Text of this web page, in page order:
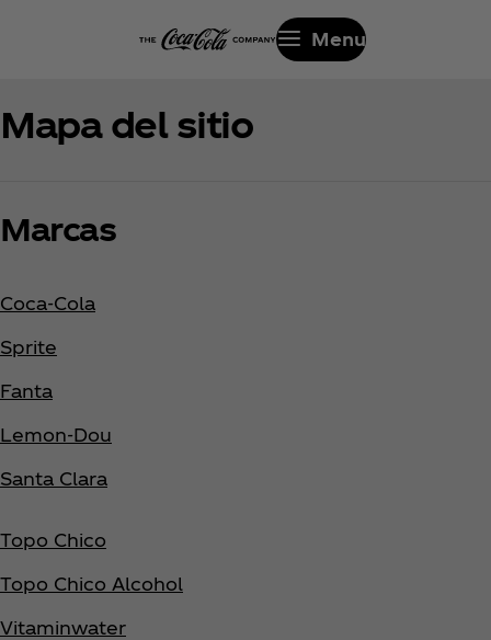
Menu
Mapa del sitio
Marcas
Coca‑Cola
Sprite
Fanta
Lemon-Dou
Santa Clara
Topo Chico
Topo Chico Alcohol
Vitaminwater